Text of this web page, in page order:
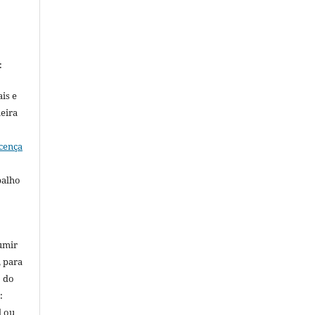
e
para
do
ou